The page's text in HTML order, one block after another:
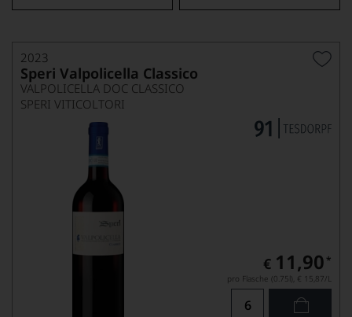
2023
Speri Valpolicella Classico
VALPOLICELLA DOC CLASSICO
SPERI VITICOLTORI
€ 11,90 *
pro Flasche (0.75l), € 15,87/L